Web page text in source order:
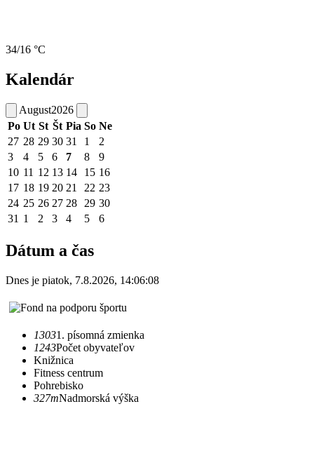
34/16 °C
Kalendár
August2026
Po Ut St Št Pia So Ne
27 28 29 30 31 1
2
3
4 5 6 7 8
9
10 11 12 13 14 15 16
17 18 19 20 21 22 23
24 25 26 27 28 29 30
31 1 2 3 4 5 6
Dátum a čas
Dnes je piatok, 7.8.2026, 14:06:08
13031. písomná zmienka
1243Počet obyvateľov
Knižnica
Fitness centrum
Pohrebisko
327mNadmorská výška